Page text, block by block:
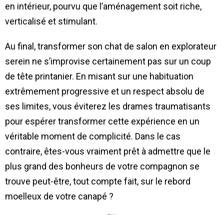
en intérieur, pourvu que l’aménagement soit riche,
verticalisé et stimulant.
Au final, transformer son chat de salon en explorateur
serein ne s’improvise certainement pas sur un coup
de tête printanier. En misant sur une habituation
extrêmement progressive et un respect absolu de
ses limites, vous éviterez les drames traumatisants
pour espérer transformer cette expérience en un
véritable moment de complicité. Dans le cas
contraire, êtes-vous vraiment prêt à admettre que le
plus grand des bonheurs de votre compagnon se
trouve peut-être, tout compte fait, sur le rebord
moelleux de votre canapé ?